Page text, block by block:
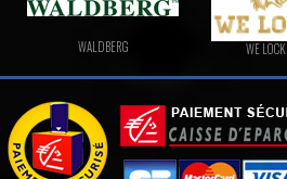
WALDBERG WE LOCK